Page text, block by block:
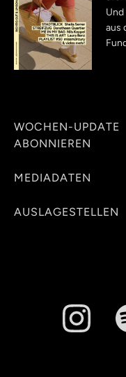
aus
WOCHEN-UPDATE
ABONNIEREN
MEDIADATEN
AUSLAGESTELLEN